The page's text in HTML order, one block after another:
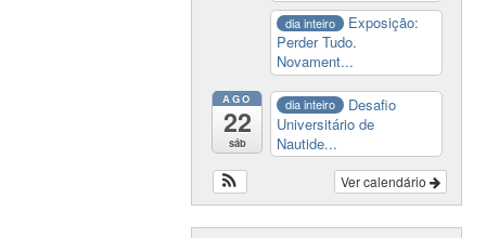
dia inteiro
Exposição:
Perder Tudo.
Novament...
AGO
22
sáb
dia inteiro
Desafio
Universitário de
Nautide...
Ver calendário